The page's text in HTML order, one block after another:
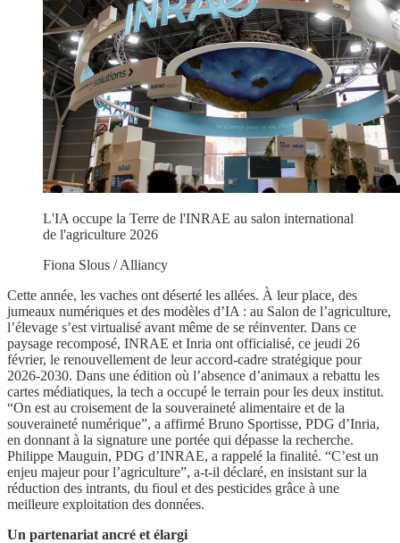
L'IA occupe la Terre de l'INRAE au salon international
de l'agriculture 2026
Fiona Slous / Alliancy
Cette année, les vaches ont déserté les allées. À leur place, des
jumeaux numériques et des modèles d’IA : au Salon de l’agriculture,
l’élevage s’est virtualisé avant même de se réinventer. Dans ce
paysage recomposé, INRAE et Inria ont officialisé, ce jeudi 26
février, le renouvellement de leur accord-cadre stratégique pour
2026-2030. Dans une édition où l’absence d’animaux a rebattu les
cartes médiatiques, la tech a occupé le terrain pour les deux institut.
“On est au croisement de la souveraineté alimentaire et de la
souveraineté numérique”, a affirmé Bruno Sportisse, PDG d’Inria,
en donnant à la signature une portée qui dépasse la recherche.
Philippe Mauguin, PDG d’INRAE, a rappelé la finalité. “C’est un
enjeu majeur pour l’agriculture”, a-t-il déclaré, en insistant sur la
réduction des intrants, du fioul et des pesticides grâce à une
meilleure exploitation des données.
Un partenariat ancré et élargi